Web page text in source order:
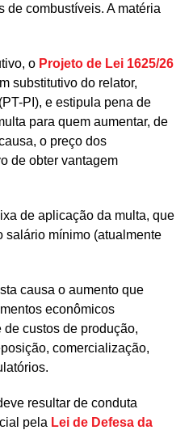
de combustíveis. A matéria
o Projeto de Lei 1625/26
substitutivodo relator,
PI), e estipula pena de
para quem aumentar, de
o preço dos
de obter vantagem
de aplicação da multa, que
salário mínimo (atualmente
causa o aumento que
econômicos
custos de produção,
comercialização,
resultar de conduta
pela Lei de Defesa da